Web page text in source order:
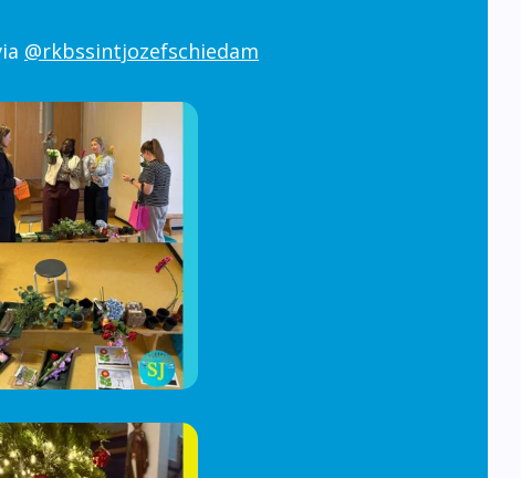
@rkbssintjozefschiedam